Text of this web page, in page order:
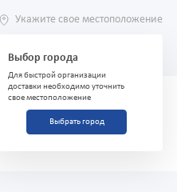
Укажите свое местоположение
Выбор города
Для быстрой организации
доставки необходимо уточнить
свое местоположение
Выбрать город